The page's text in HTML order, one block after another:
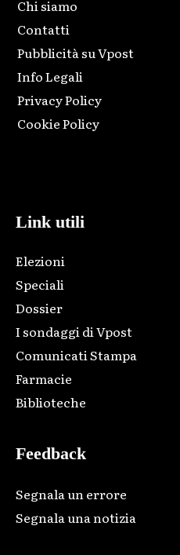
Chi siamo
Contatti
Pubblicità su Vpost
Info Legali
Privacy Policy
Cookie Policy
Link utili
Elezioni
Speciali
Dossier
I sondaggi di Vpost
Comunicati Stampa
Farmacie
Biblioteche
Feedback
Segnala un errore
Segnala una notizia